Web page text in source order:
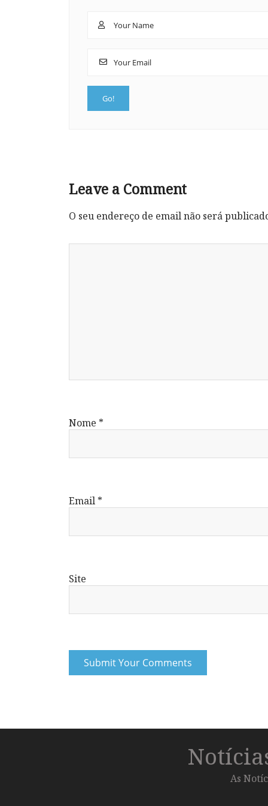
Leave a Comment
O seu endereço de email não será
Nome *
Email *
Site
As